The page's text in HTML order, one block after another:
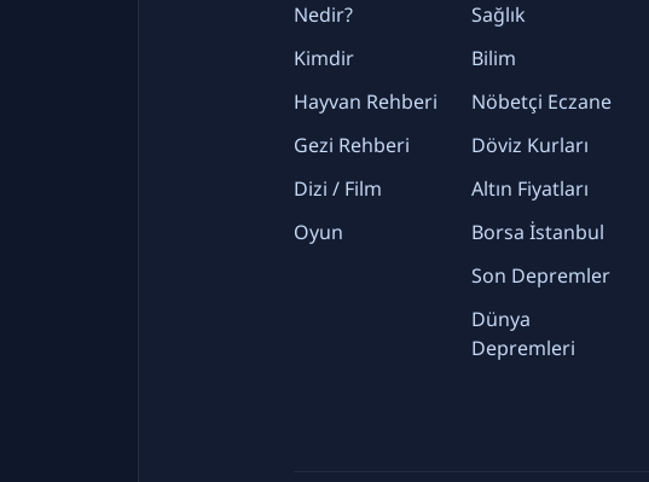
Nedir?
Kimdir
Hayvan Rehberi
Gezi Rehberi
Dizi / Film
Oyun
Sağlık
Bilim
Nöbetçi Eczane
Döviz Kurları
Altın Fiyatları
Borsa İstanbul
Son Depremler
Dünya
Depremleri